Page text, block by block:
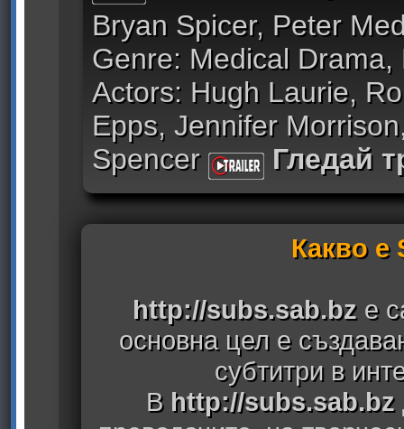
Bryan Spicer, Peter
Genre: Medical Drama,
Actors: Hugh Laurie,
Epps, Jennifer
Spencer
Гледай
Какво е
http://subs.sab.bz е
основна цел е
субтитри в
В http://subs.sab.bz